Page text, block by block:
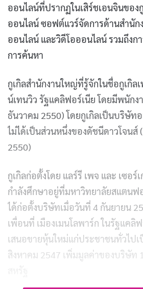
ออนไลน์ที่ปรากฏในเสิร์ชเอนจินของ
ออนไลน์ ซอฟต์แวร์จัดการด้านสำนัก
ออนไลน์ และวิดีโอออนไลน์ รวมถึง
การค้นหา
กูเกิลสำนักงานใหญ่ที่รู้จักในชื่อกูเกิล
น์เทนวิว รัฐแคลิฟอร์เนีย โดยมีพนักง
ธันวาคม 2550) โดยกูเกิลเป็นบริษั
ไม่ได้เป็นส่วนหนึ่งของดัชนีดาวโจนส์
2550)
กูเกิลก่อตั้งโดย แลร์รี เพจ และ เซอ
กำลังศึกษาอยู่ที่มหาวิทยาลัยสแตนฟ
ได้ก่อตั้งบริษัทเมื่อวันที่ 4 กันยายน
เพื่อนที่ เมืองเมนโลพาร์ก ในรัฐแคลิ
เสนอขายหุ้นใหม่แก่ประชาชนทั่วไปเ
สิงหาคม 2547 เพิ่มมูลค่าของบริษัท